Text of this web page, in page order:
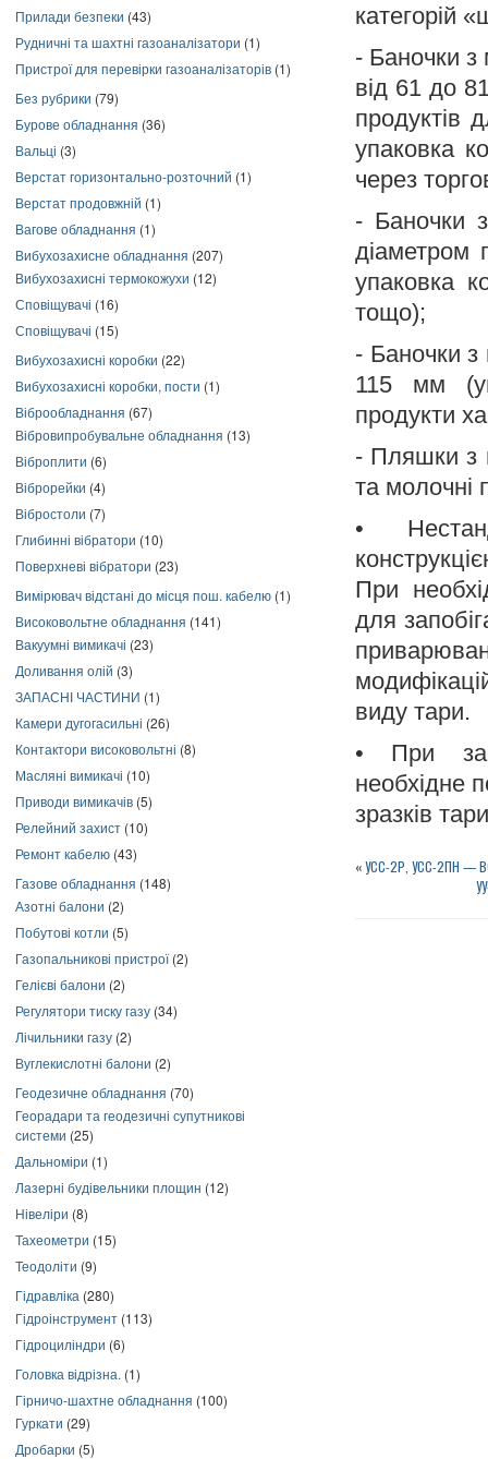
Прилади безпеки (43)
Рудничні та шахтні газоаналізатори (1)
Пристрої для перевірки газоаналізаторів (1)
Без рубрики (79)
Бурове обладнання (36)
Вальці (3)
Верстат горизонтально-розточний (1)
Верстат продовжній (1)
Вагове обладнання (1)
Вибухозахисне обладнання (207)
Вибухозахисні термокожухи (12)
Сповіщувачі (16)
Сповіщувачі (15)
Вибухозахисні коробки (22)
Вибухозахисні коробки, пости (1)
Віброобладнання (67)
Вібровипробувальне обладнання (13)
Віброплити (6)
Віброрейки (4)
Вібростоли (7)
Глибинні вібратори (10)
Поверхневі вібратори (23)
Вимірювач відстані до місця пош. кабелю (1)
Високовольтне обладнання (141)
Вакуумні вимикачі (23)
Доливання олій (3)
ЗАПАСНІ ЧАСТИНИ (1)
Камери дугогасильні (26)
Контактори високовольтні (8)
Масляні вимикачі (10)
Приводи вимикачів (5)
Релейний захист (10)
Ремонт кабелю (43)
Газове обладнання (148)
Азотні балони (2)
Побутові котли (5)
Газопальникові пристрої(2)
Гелієві балони (2)
Регулятори тиску газу (34)
Лічильники газу (2)
Вуглекислотні балони (2)
Геодезичне обладнання (70)
Георадари та геодезичні супутникові
системи (25)
Дальноміри (1)
Лазерні будівельники площин (12)
Нівеліри (8)
Тахеометри (15)
Теодоліти (9)
Гідравліка (280)
Гідроінструмент (113)
Гідроциліндри (6)
Головка відрізна. (1)
Гірничо-шахтне обладнання (100)
Гуркати (29)
Дробарки (5)
категорій
- Баночки з
від 61 до
продуктів
упаковка
через
- Баночки з
діаметром
упаковка
тощо);
- Баночки з
115 мм
продукти
- Пляшки з
та молочні
•
При
для
виду тари.
• При
необхідне
зразків
«УСС-2Р, УСС-2ПН —